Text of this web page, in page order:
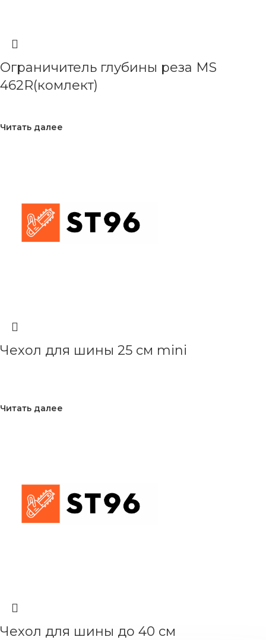
Ограничитель глубины реза MS
462R(комлект)
Читать далее
Чехол для шины 25 см mini
Читать далее
Чехол для шины до 40 см